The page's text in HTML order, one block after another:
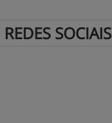
REDES SOCIAIS